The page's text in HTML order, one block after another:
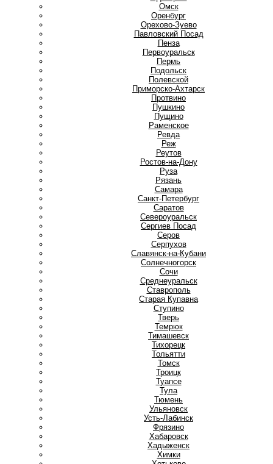
Омск
Оренбург
Орехово-Зуево
Павловский Посад
Пенза
Первоуральск
Пермь
Подольск
Полевской
Приморско-Ахтарск
Протвино
Пушкино
Пущино
Раменское
Ревда
Реж
Реутов
Ростов-на-Дону
Руза
Рязань
Самара
Санкт-Петербург
Саратов
Североуральск
Сергиев Посад
Серов
Серпухов
Славянск-на-Кубани
Солнечногорск
Сочи
Среднеуральск
Ставрополь
Старая Купавна
Ступино
Тверь
Темрюк
Тимашевск
Тихорецк
Тольятти
Томск
Троицк
Туапсе
Тула
Тюмень
Ульяновск
Усть-Лабинск
Фрязино
Хабаровск
Хадыженск
Химки